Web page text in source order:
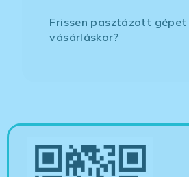
Frissen pasztázott gépet
vásárláskor?